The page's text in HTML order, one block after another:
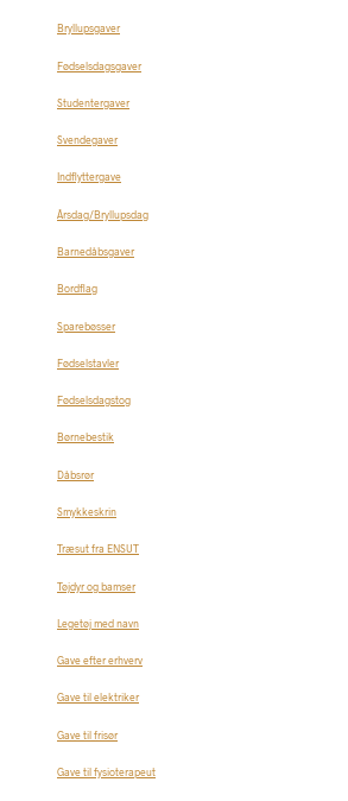
Bryllupsgaver
Fødselsdagsgaver
Studentergaver
Svendegaver
Indflyttergave
Årsdag/Bryllupsdag
Barnedåbsgaver
Bordflag
Sparebøsser
Fødselstavler
Fødselsdagstog
Børnebestik
Dåbsrør
Smykkeskrin
Træsut fra ENSUT
Tøjdyr og bamser
Legetøj med navn
Gave efter erhverv
Gave til elektriker
Gave til frisør
Gave til fysioterapeut